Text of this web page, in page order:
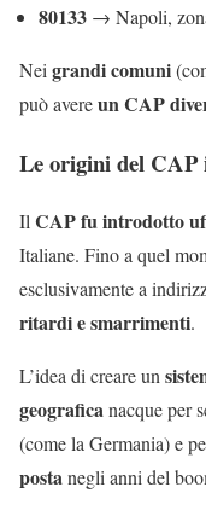
80133 → Napoli,
Nei grandi comuni
può avereun CAP
Le origini del
IlCAP fu introdotto
Italiane. Fino a quel
esclusivamente a
ritardi e smarrimenti.
L’idea di creare un
geograficanacque per
(come la Germania) e
postanegli anni del